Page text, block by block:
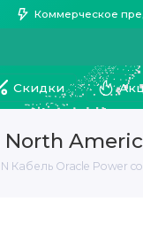
Коммерческое
Скидки
North
N Кабель Oracle Power